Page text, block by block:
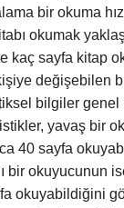
bir okuma
okumak
kaç sayfa kitap
değişebilen
bilgiler genel
yavaş bir
40 sayfa
bir okuyucunun
okuyabildiğini